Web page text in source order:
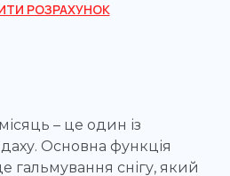
РОЗРАХУНОК
– це один із
Основна функція
гальмування снігу, який